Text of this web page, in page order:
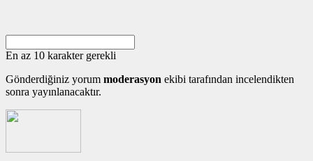
En az 10 karakter gerekli
Gönderdiğiniz yorum moderasyon ekibi tarafından incelendikten
sonra yayınlanacaktır.